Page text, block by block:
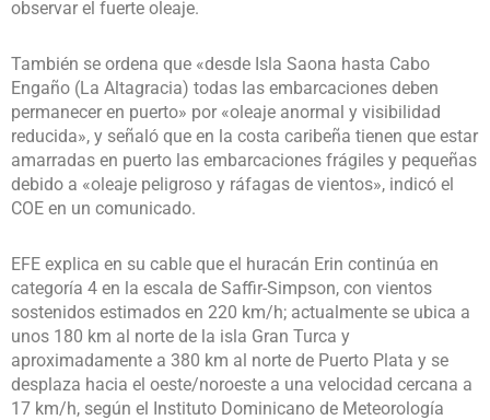
observar el fuerte oleaje.
También se ordena que «desde Isla Saona hasta Cabo
Engaño (La Altagracia) todas las embarcaciones deben
permanecer en puerto» por «oleaje anormal y visibilidad
reducida», y señaló que en la costa caribeña tienen que estar
amarradas en puerto las embarcaciones frágiles y pequeñas
debido a «oleaje peligroso y ráfagas de vientos», indicó el
COE en un comunicado.
EFE explica en su cable que el huracán Erin continúa en
categoría 4 en la escala de Saffir-Simpson, con vientos
sostenidos estimados en 220 km/h; actualmente se ubica a
unos 180 km al norte de la isla Gran Turca y
aproximadamente a 380 km al norte de Puerto Plata y se
desplaza hacia el oeste/noroeste a una velocidad cercana a
17 km/h, según el Instituto Dominicano de Meteorología